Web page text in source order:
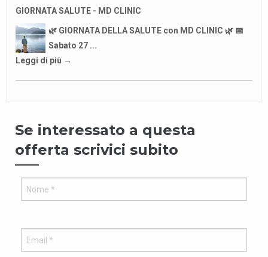
GIORNATA SALUTE - MD CLINIC
🌿 GIORNATA DELLA SALUTE con MD CLINIC 🌿 📅
Sabato 27 ...
Leggi di più →
Se interessato a questa
offerta scrivici subito